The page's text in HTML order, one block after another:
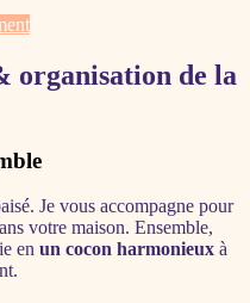
organisation de la
Je vous accompagne pour
votre maison. Ensemble,
en un cocon harmonieux à